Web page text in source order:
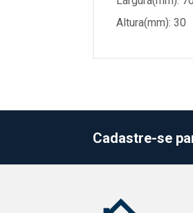
Altura(mm): 30
Cadastre-se